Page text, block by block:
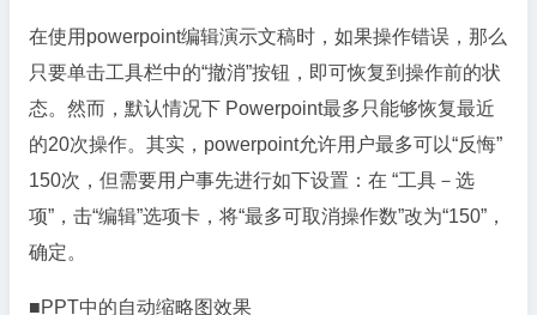
在使用powerpoint编辑演示文稿时，如果操作错误，那么
只要单击工具栏中的“撤消”按钮，即可恢复到操作前的状
态。然而，默认情况下 Powerpoint最多只能够恢复最近
的20次操作。其实，powerpoint允许用户最多可以“反悔”
150次，但需要用户事先进行如下设置：在 “工具－选
项”，击“编辑”选项卡，将“最多可取消操作数”改为“150”，
确定。
■PPT中的自动缩略图效果